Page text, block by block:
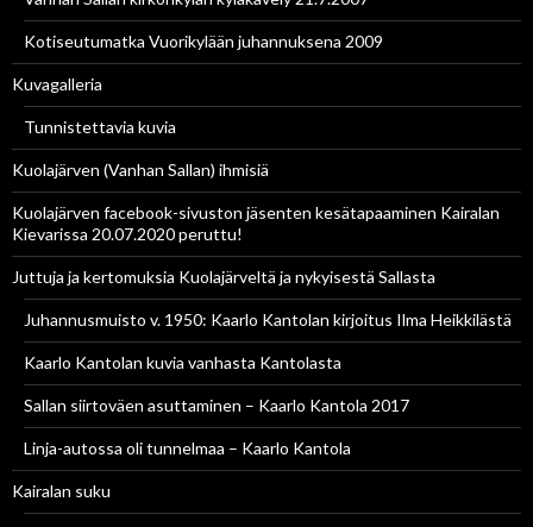
Kotiseutumatka Vuorikylään juhannuksena 2009
Kuvagalleria
Tunnistettavia kuvia
Kuolajärven (Vanhan Sallan) ihmisiä
Kuolajärven facebook-sivuston jäsenten kesätapaaminen Kairalan
Kievarissa 20.07.2020 peruttu!
Juttuja ja kertomuksia Kuolajärveltä ja nykyisestä Sallasta
Juhannusmuisto v. 1950: Kaarlo Kantolan kirjoitus Ilma Heikkilästä
Kaarlo Kantolan kuvia vanhasta Kantolasta
Sallan siirtoväen asuttaminen – Kaarlo Kantola 2017
Linja-autossa oli tunnelmaa – Kaarlo Kantola
Kairalan suku